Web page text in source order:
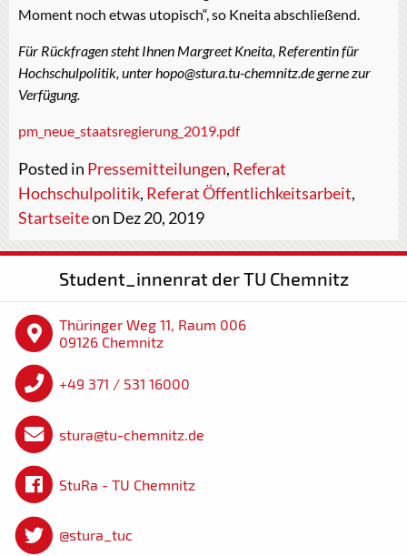
Moment noch etwas utopisch“, so Kneita abschließend.
Für Rückfragen steht Ihnen Margreet Kneita, Referentin für
Hochschulpolitik, unter hopo@stura.tu-chemnitz.de gerne zur
Verfügung.
pm_neue_staatsregierung_2019.pdf
Posted in Pressemitteilungen, Referat
Hochschulpolitik, Referat Öffentlichkeitsarbeit,
Startseiteon Dez 20, 2019
Student_innenrat der TU Chemnitz
Thüringer Weg 11, Raum 006
09126 Chemnitz
+49 371 / 531 16000
stura@tu-chemnitz.de
StuRa - TU Chemnitz
@stura_tuc